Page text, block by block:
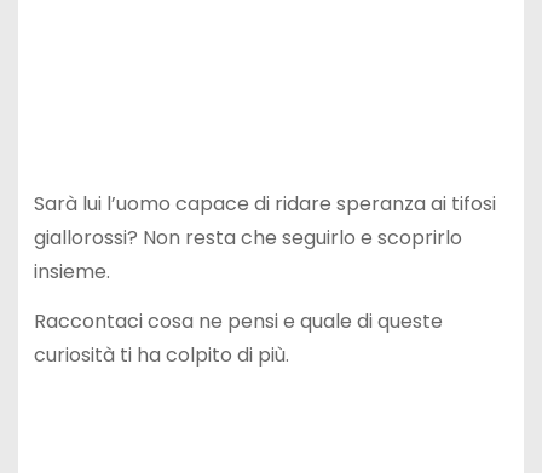
Sarà lui l’uomo capace di ridare speranza ai tifosi
giallorossi? Non resta che seguirlo e scoprirlo
insieme.
Raccontaci cosa ne pensi e quale di queste
curiosità ti ha colpito di più.